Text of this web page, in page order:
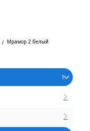
Мрамор 2 белый